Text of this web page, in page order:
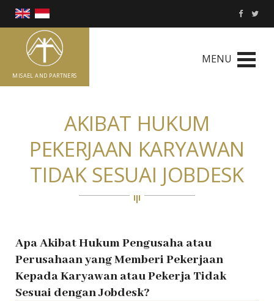
MISAEL AND PARTNERS
MENU
AKIBAT HUKUM
PEKERJAAN KARYAWAN
TIDAK SESUAI JOBDESK
Apa Akibat Hukum Pengusaha atau
Perusahaan yang Memberi Pekerjaan
Kepada Karyawan atau Pekerja Tidak
Sesuai dengan Jobdesk?